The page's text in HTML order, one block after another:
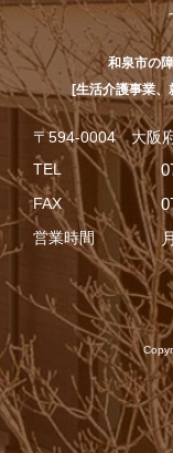
和泉市の
[生活介護事業
〒594-0004 大阪
TEL
FAX
営業時間